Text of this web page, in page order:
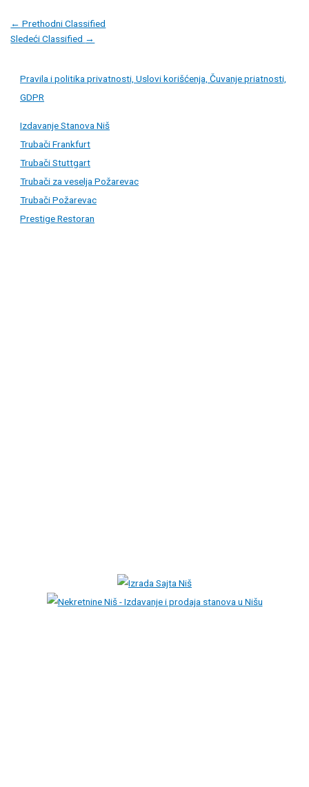
Post
navigation
← Prethodni Classified
Sledeći Classified →
Pravila i politika privatnosti, Uslovi korišćenja, Čuvanje priatnosti,
GDPR
Izdavanje Stanova Niš
Trubači Frankfurt
Trubači Stuttgart
Trubači za veselja Požarevac
Trubači Požarevac
Prestige Restoran